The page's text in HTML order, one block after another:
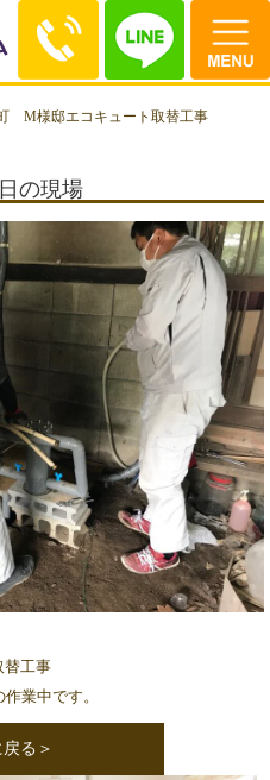
M様邸エコキュート取替工事
の現場
工事
業中です。
る＞